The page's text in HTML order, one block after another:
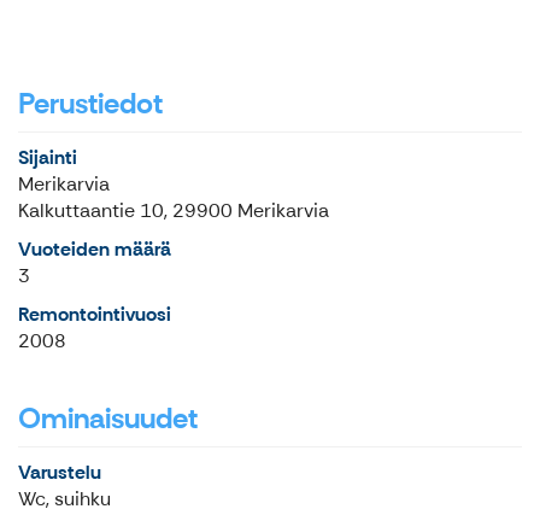
Perustiedot
Sijainti
Merikarvia
Kalkuttaantie 10, 29900 Merikarvia
Vuoteiden määrä
3
Remontointivuosi
2008
Ominaisuudet
Varustelu
Wc, suihku